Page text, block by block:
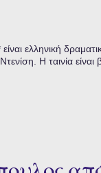
ελληνική
Η ταινία είναι